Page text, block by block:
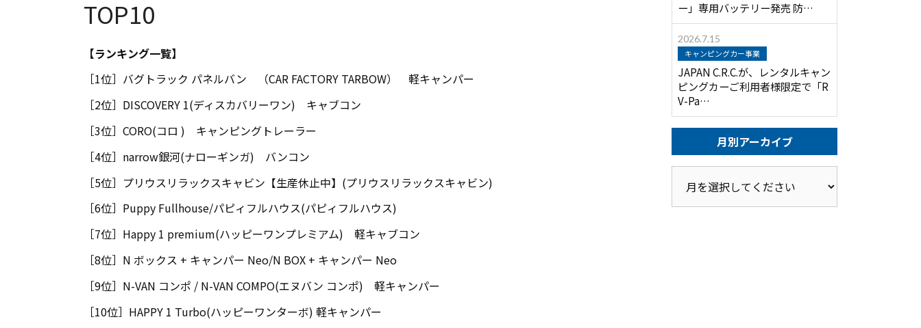
TOP10
【ランキング一覧】
［1位］バグトラック パネルバン （CAR FACTORY TARBOW） 軽キャンパー
［2位］DISCOVERY 1(ディスカバリーワン) キャブコン
［3位］CORO(コロ ) キャンピングトレーラー
［4位］narrow銀河(ナローギンガ) バンコン
［5位］プリウスリラックスキャビン【生産休止中】(プリウスリラックスキャビン)
［6位］Puppy Fullhouse/パピィフルハウス(パピィフルハウス)
［7位］Happy 1 premium(ハッピーワンプレミアム) 軽キャブコン
［8位］N ボックス + キャンパー Neo/N BOX + キャンパー Neo
［9位］N-VAN コンポ / N-VAN COMPO(エヌバン コンポ) 軽キャンパー
［10位］HAPPY 1 Turbo(ハッピーワンターボ) 軽キャンパー
ー」専用バッテリー発売 防…
2026.7.15
キャンピングカー事業
JAPAN C.R.C.が、レンタルキャン
ピングカーご利用者様限定で「R
V-Pa…
月別アーカイブ